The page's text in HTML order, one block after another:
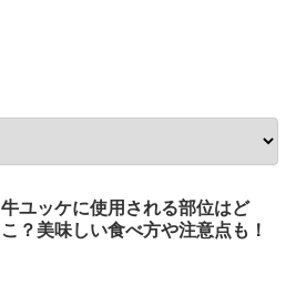
牛ユッケに使用される部位はど
こ？美味しい食べ方や注意点も！